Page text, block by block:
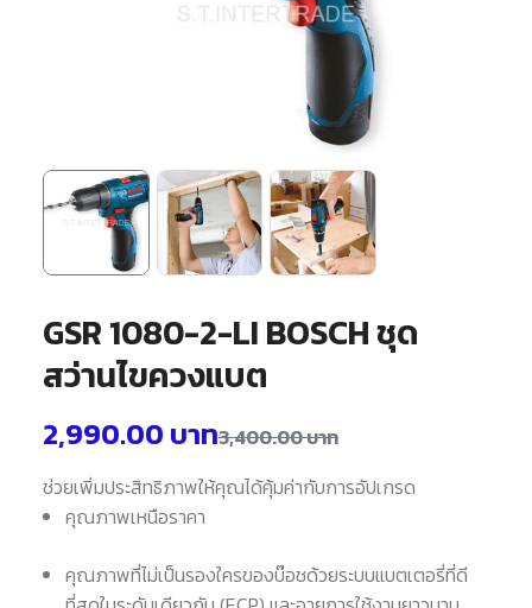
GSR 1080-2-LI BOSCH ชุด
สว่านไขควงแบต
3,400.00บาท
2,990.00 บาท
ช่วยเพิ่มประสิทธิภาพให้คุณได้คุ้มค่ากับการอัปเกรด
คุณภาพเหนือราคา
คุณภาพที่ไม่เป็นรองใครของบ๊อชด้วยระบบแบตเตอรี่ที่ดี